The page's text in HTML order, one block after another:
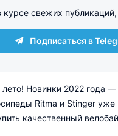
курсе свежих
Подписаться в
Новинки 2022 года —
Ritma и Stinger уже
качественный